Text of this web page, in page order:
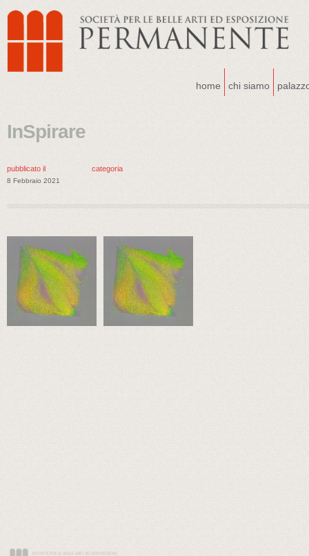
home chi siamo
InSpirare
pubblicato il
8 Febbraio 2021
categoria